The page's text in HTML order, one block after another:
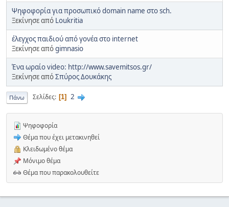
Ψηφοφορία για προσωπικό domain name στο sch.
Ξεκίνησε από Loukritia
έλεγχος παιδιού από γονέα στο internet
Ξεκίνησε απόgimnasio
Ένα ωραίο video: http://www.savemitsos.gr/
Ξεκίνησε απόΣπύρος Δουκάκης
Πάνω Σελίδες 1 2
Ψηφοφορία
Θέμα που έχει μετακινηθεί
Κλειδωμένο θέμα
Μόνιμο θέμα
Θέμα που παρακολουθείτε